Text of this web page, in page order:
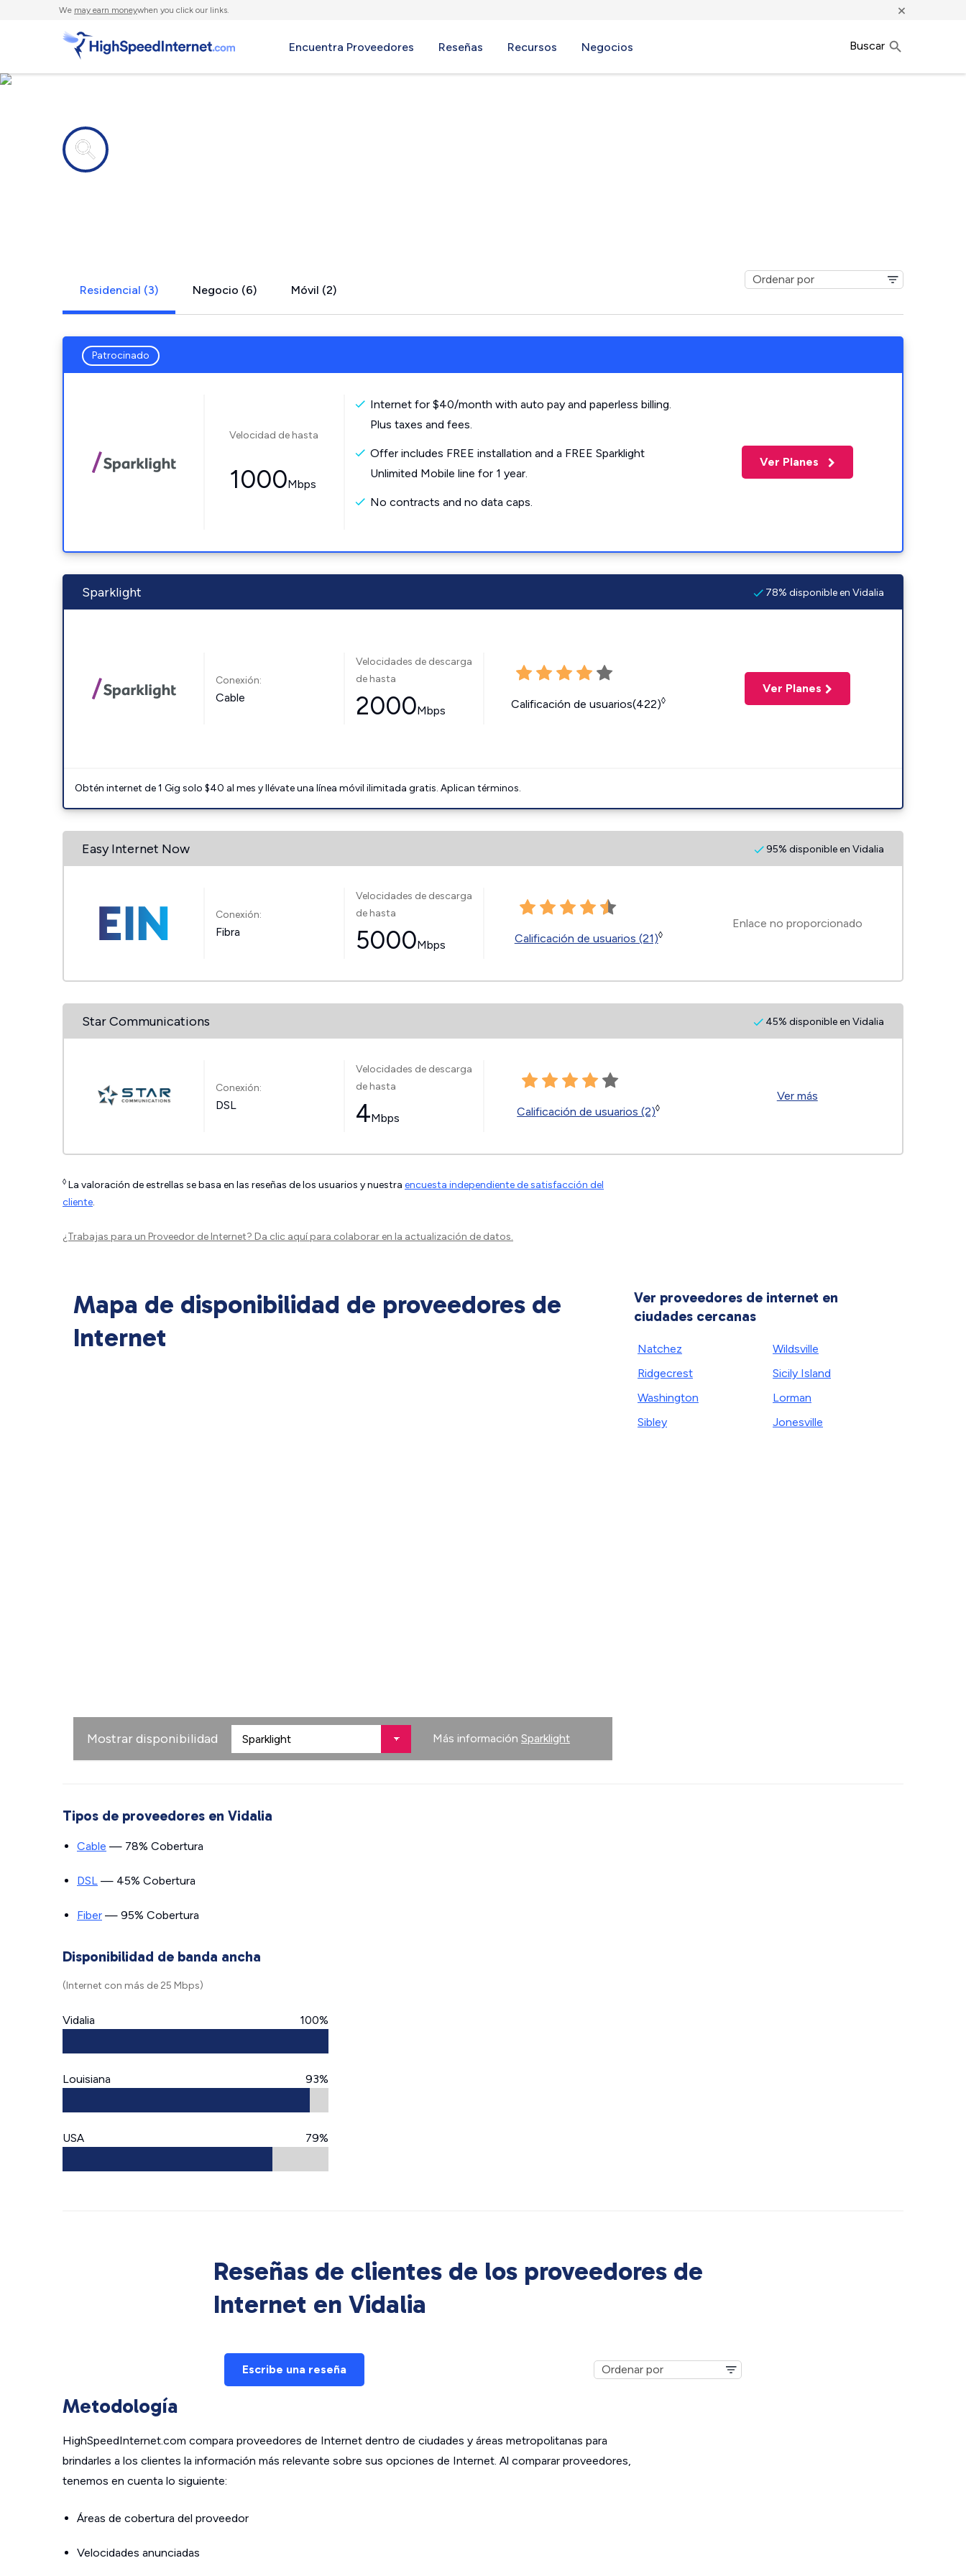
We may earn moneywhen you click our links. ×
Encuentra Proveedores Reseñas Recursos Negocios Buscar
Residencial (3) Negocio (6) Móvil (2)
Patrocinado
Velocidad de hasta
1000Mbps
Internet for $40/month with auto pay and paperless billing.
Plus taxes and fees.
Offer includes FREE installation and a FREE Sparklight
Unlimited Mobile line for 1 year.
No contracts and no data caps.
Ver Planes
Sparklight 78% disponible en Vidalia
Conexión:
Cable
Velocidades de descarga
de hasta
2000Mbps Calificación de usuarios(422)◊
Ver Planes
Obtén internet de 1 Gig solo $40 al mes y llévate una línea móvil ilimitada gratis. Aplican términos.
Easy Internet Now 95% disponible en Vidalia
Conexión:
Fibra
Velocidades de descarga
de hasta
5000Mbps Calificación de usuarios (21)◊
Enlace no proporcionado
Star Communications 45% disponible en Vidalia
Conexión:
DSL
Velocidades de descarga
de hasta
4Mbps Calificación de usuarios (2)◊
Ver más
◊ La valoración de estrellas se basa en las reseñas de los usuarios y nuestra encuesta independiente de satisfacción del
cliente.
¿Trabajas para un Proveedor de Internet? Da clic aquípara colaborar en la actualización de datos.
Mapa de disponibilidad de proveedores de
Internet
Mostrar disponibilidad Más información Sparklight
Ver proveedores de internet en
ciudades cercanas
Natchez
Ridgecrest
Washington
Sibley
Wildsville
Sicily Island
Lorman
Jonesville
Tipos de proveedores en Vidalia
Cable — 78% Cobertura
DSL — 45% Cobertura
Fiber — 95% Cobertura
Disponibilidad de banda ancha
(Internet con más de 25 Mbps)
Vidalia 100%
Louisiana 93%
USA 79%
Reseñas de clientes de los proveedores de
Internet en Vidalia
Escribe una reseña
Metodología
HighSpeedInternet.com compara proveedores de Internet dentro de ciudades y áreas metropolitanas para
brindarles a los clientes la información más relevante sobre sus opciones de Internet. Al comparar proveedores,
tenemos en cuenta lo siguiente:
Áreas de cobertura del proveedor
Velocidades anunciadas